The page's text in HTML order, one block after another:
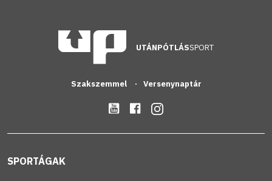
UTÁNPÓTLÁSSPORT
Szakszemmel Versenynaptár
SPORTÁGAK